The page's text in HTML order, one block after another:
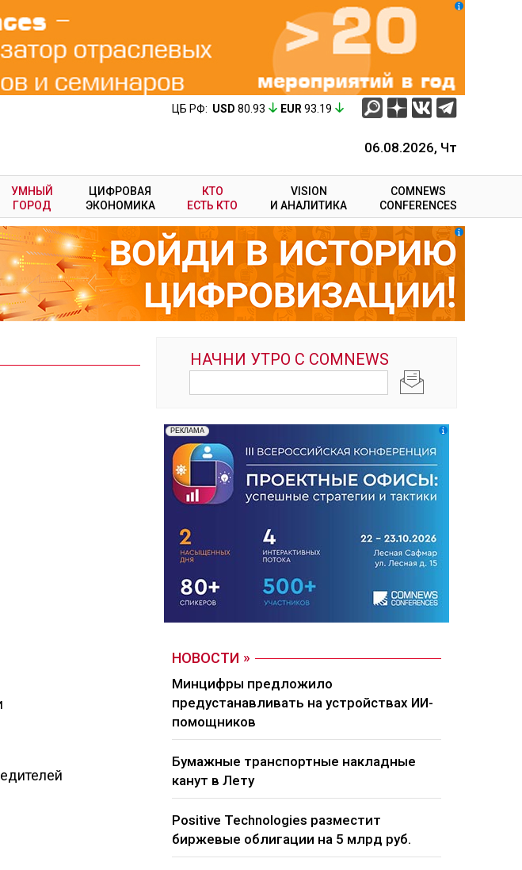
ЦБ РФ: USD 80.93 EUR 93.19
06.08.2026, Чт
УМНЫЙ
ГОРОД
ЦИФРОВАЯ
ЭКОНОМИКА
КТО
ЕСТЬ КТО
VISION
И АНАЛИТИКА
COMNEWS
CONFERENCES
НОВОСТИ
Минцифры предложило
предустанавливать на устройствах ИИ-
помощников
Бумажные транспортные накладные
канут в Лету
Positive Technologies разместит
биржевые облигации на 5 млрд руб.